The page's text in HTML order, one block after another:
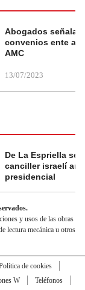
Abogados
convenios ente
AMC
13/07/2023
De La Espriella se
canciller israelí
presidencial
y usos de las obras
lectura mecánica u otros
de cookies
W
Teléfonos